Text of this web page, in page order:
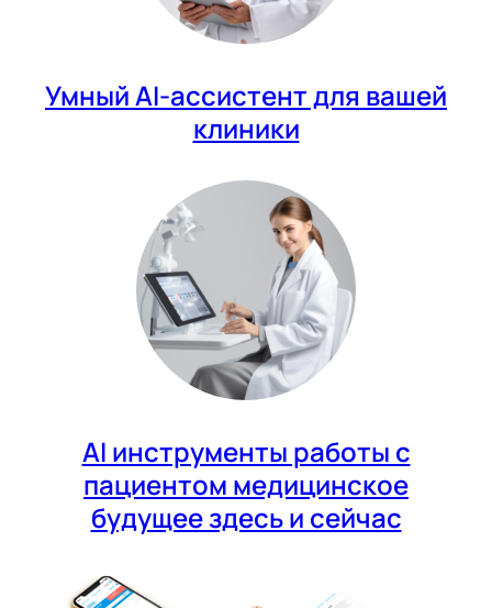
Умный AI-ассистент для вашей
клиники
AI инструменты работы с
пациентом медицинское
будущее здесь и сейчас